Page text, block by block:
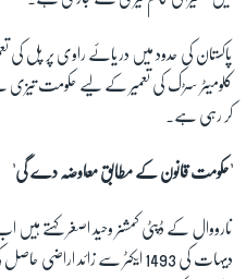
پاکستان کی حدود میں دریائے راوی پر پل
کلومیٹر سڑک کی تعمیر کے لیے حکومت
کر رہی ہے۔
'حکومت قانون کے مطابق معاوضہ دے گی'
نارووال کے ڈپٹی کمشنر وحید اصغر کہتے